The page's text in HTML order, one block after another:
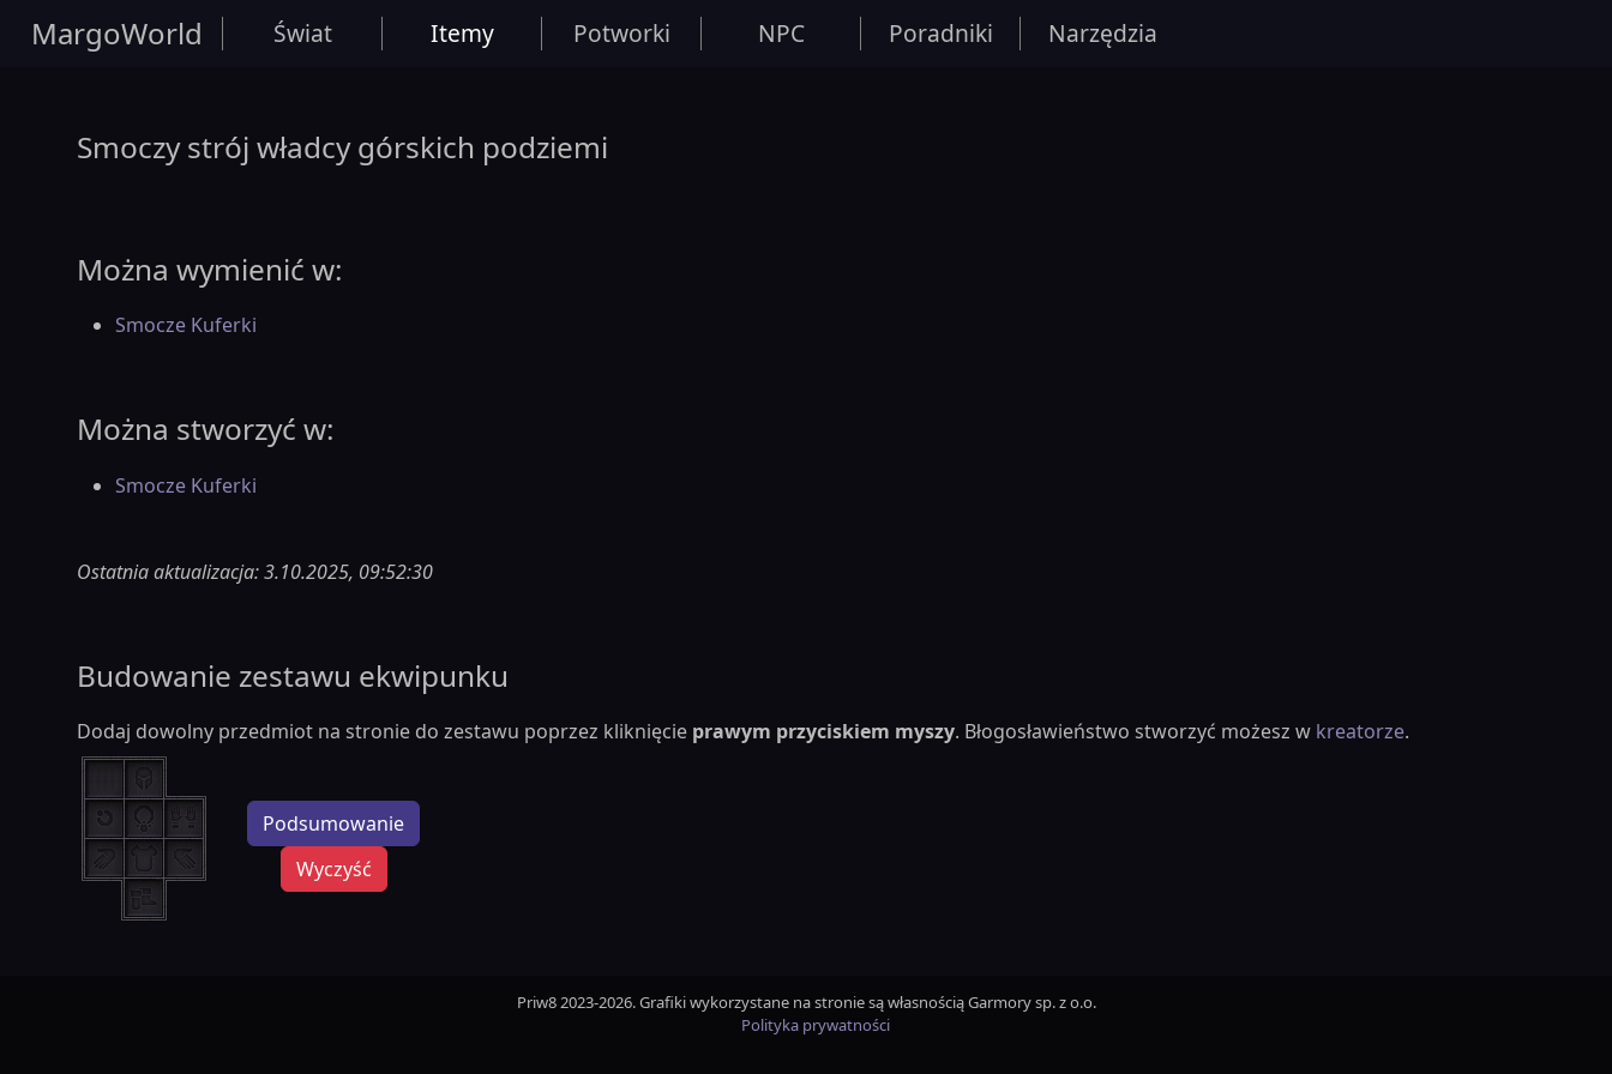
MargoWorld Świat Itemy Potworki NPC Poradniki Narzędzia
Smoczy strój władcy górskich podziemi
Można wymienić w:
Smocze Kuferki
Można stworzyć w:
Smocze Kuferki
Ostatnia aktualizacja: 3.10.2025, 09:52:30
Budowanie zestawu ekwipunku
Dodaj dowolny przedmiot na stronie do zestawu poprzez kliknięcie prawym przyciskiem myszy. Błogosławieństwo stworzyć możesz w kreatorze.
Podsumowanie
Wyczyść
Priw8 2023-2026. Grafiki wykorzystane na stronie są własnością Garmory sp. z o.o.
Polityka prywatności